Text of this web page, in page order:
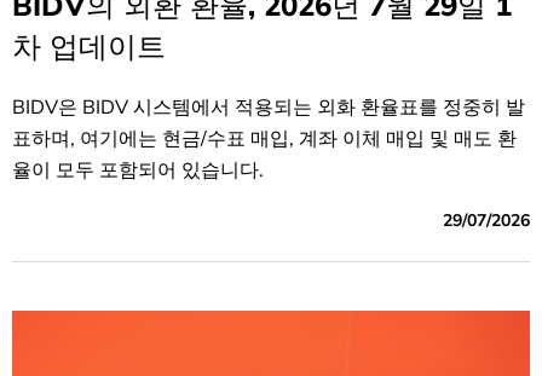
차 업데이트
BIDV은 BIDV 시스템에서 적용되는 외화 환율표를 정중히 발
표하며, 여기에는 현금/수표 매입, 계좌 이체 매입 및 매도 환
율이 모두 포함되어 있습니다.
29/07/2026